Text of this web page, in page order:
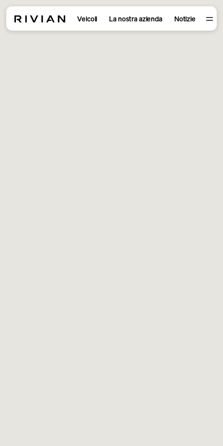
Veicoli La nostra azienda Notizie